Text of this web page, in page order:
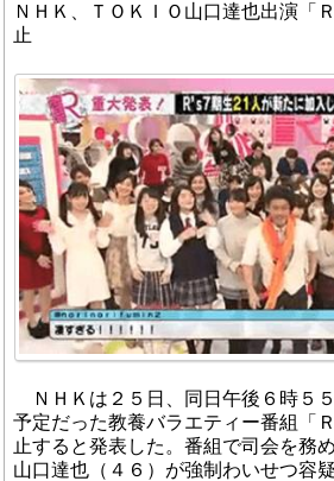
ＮＨＫ、ＴＯＫＩＯ山口達也出演「
止
ＮＨＫは２５日、同日午後６時５
予定だった教養バラエティー番組「
止すると発表した。番組で司会を務
山口達也（４６）が強制わいせつ容